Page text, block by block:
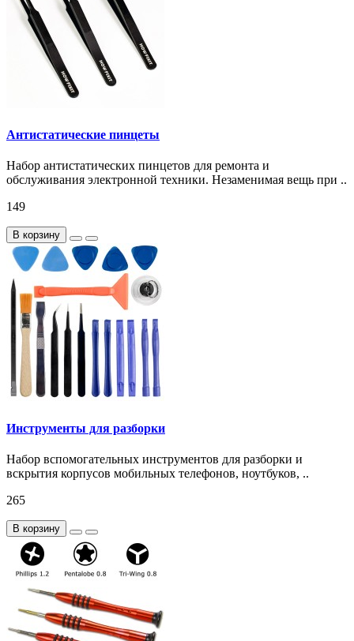
Антистатические пинцеты
Набор антистатических пинцетов для ремонта и
обслуживания электронной техники. Незаменимая вещь при ..
149
В корзину
Инструменты для разборки
Набор вспомогательных инструментов для разборки и
вскрытия корпусов мобильных телефонов, ноутбуков, ..
265
В корзину